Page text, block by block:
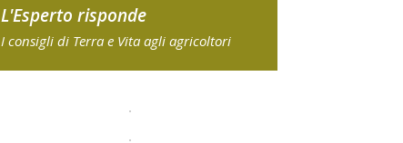
L'Esperto risponde
I consigli di Terra e Vita agli agricoltori